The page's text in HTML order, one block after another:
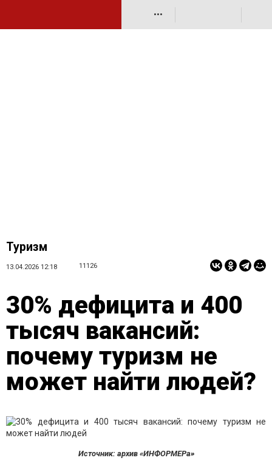
•••
Туризм
13.04.2026 12:18 11126
30% дефицита и 400
тысяч вакансий:
почему туризм не
может найти людей?
Источник: архив «ИНФОРМЕРа»